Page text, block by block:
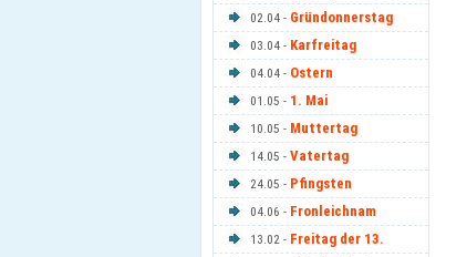
02.04 - Gründonnerstag
03.04 - Karfreitag
04.04 - Ostern
01.05 - 1. Mai
10.05 - Muttertag
14.05 - Vatertag
24.05 - Pfingsten
04.06 - Fronleichnam
13.02 - Freitag der 13.